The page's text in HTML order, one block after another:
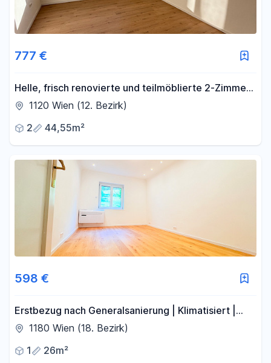
Filter für Fläche zurücksetzen
777 €
Helle, frisch renovierte und teilmöblierte 2-Zimmer-
Wohnung nahe Bahnhof Meidling
1120 Wien (12. Bezirk)
2
44,55m²
598 €
Erstbezug nach Generalsanierung | Klimatisiert |
Ruhige Garçonnière am Pötzleinsdorfer Schlosspark
1180 Wien (18. Bezirk)
1
26m²